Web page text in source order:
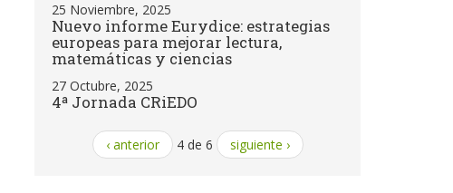
25 Noviembre, 2025
Nuevo informe Eurydice: estrategias
europeas para mejorar lectura,
matemáticas y ciencias
27 Octubre, 2025
4ª Jornada CRiEDO
‹ anterior 4 de 6 siguiente ›